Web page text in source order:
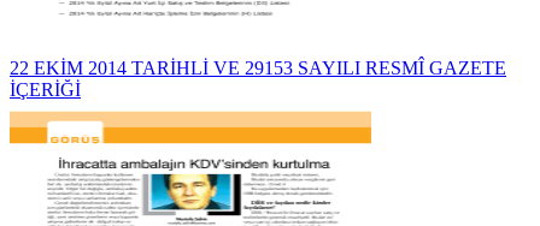
22 EKİM 2014 TARİHLİ VE 29153 SAYILI RESMÎ GAZETE
İÇERİĞİ